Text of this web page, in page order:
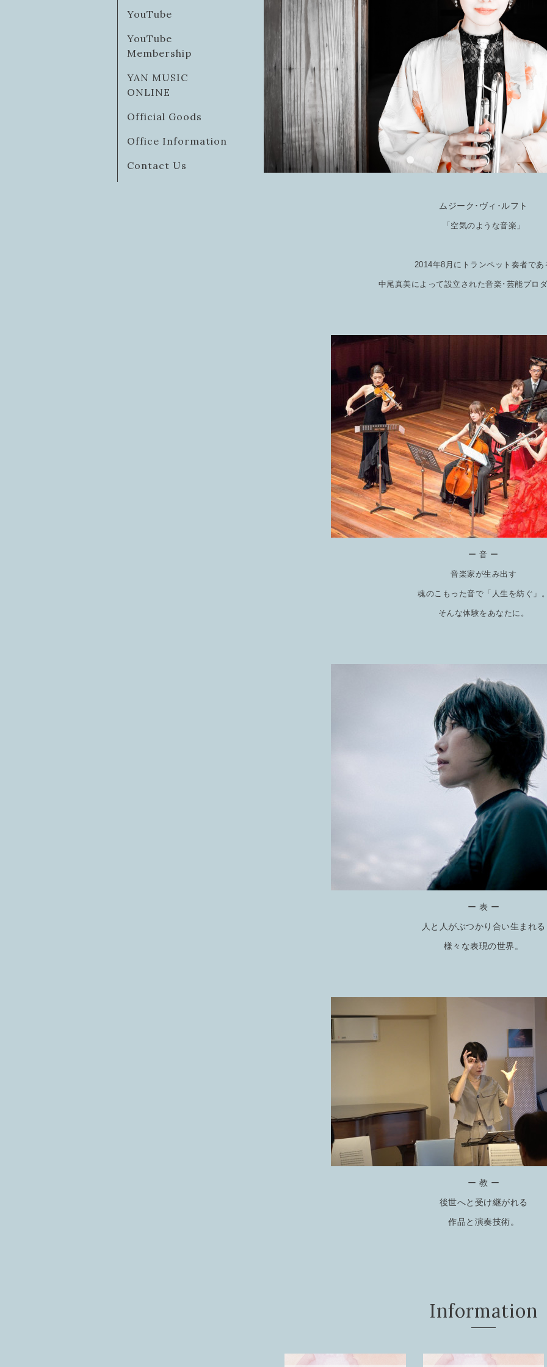
YouTube
YouTube
Membership
YAN MUSIC
ONLINE
Official Goods
Office Information
Contact Us
ムジーク･ヴィ･ルフト
「空気のような音楽」
2014年8月にトランペット奏者であ
中尾真美によって設立された音楽･芸能プロ
ー 音 ー
音楽家が生み出す
魂のこもった音で「人生を紡ぐ」
そんな体験をあなたに。
ー 表 ー
人と人がぶつかり合い生まれる
様々な表現の世界。
ー 教 ー
後世へと受け継がれる
作品と演奏技術。
Information